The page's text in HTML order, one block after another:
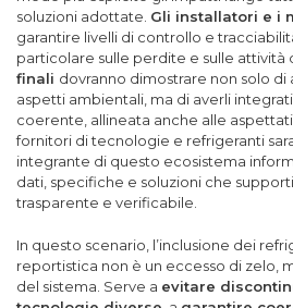
soluzioni adottate. Gli installatori e i
garantire livelli di controllo e
particolare sulle perdite e sulle attività
finali dovranno dimostrare non solo
aspetti ambientali, ma di averli
coerente, allineata anche alle
fornitori di tecnologie e refrigeranti
integrante di questo ecosistema
dati, specifiche e soluzioni che
trasparente e verificabile.
In questo scenario, l’inclusione dei
reportistica non è un eccesso di zelo,
del sistema. Serve a evitare